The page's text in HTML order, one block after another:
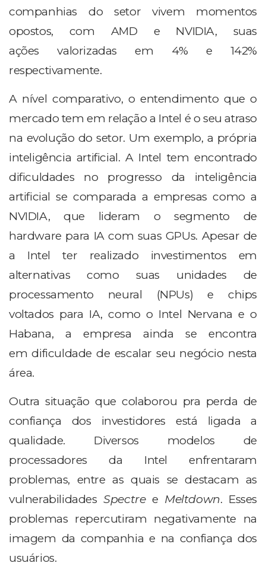
companhias do setor vivem momentos
opostos, com AMD e NVIDIA, suas
ações valorizadas em 4% e 142%
respectivamente.
A nível comparativo, o entendimento que o
mercado tem em relação a Intel é o seu atraso
na evolução do setor. Um exemplo, a própria
inteligência artificial. A Intel tem encontrado
dificuldades no progresso da inteligência
artificial se comparada a empresas como a
NVIDIA, que lideram o segmento de
hardware para IA com suas GPUs. Apesar de
a Intel ter realizado investimentos em
alternativas como suas unidades de
processamento neural (NPUs) e chips
voltados para IA, como o Intel Nervana e o
Habana, a empresa ainda se encontra
em dificuldade de escalar seu negócio nesta
área.
Outra situação que colaborou pra perda de
confiança dos investidores está ligada a
qualidade. Diversos modelos de
processadores da Intel enfrentaram
problemas, entre as quais se destacam as
vulnerabilidadesSpectree Meltdown. Esses
problemas repercutiram negativamente na
imagem da companhia e na confiança dos
usuários.